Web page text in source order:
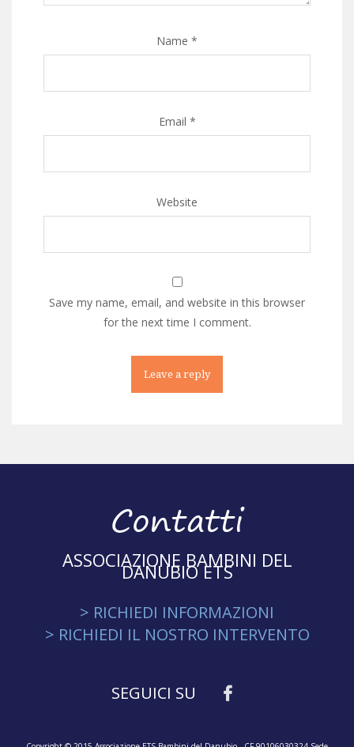
Name *
Email *
Website
Save my name, email, and website in this browser
for the next time I comment.
Contatti
ASSOCIAZIONE BAMBINI DEL
DANUBIO ETS
> RICHIEDI INFORMAZIONI
> RICHIEDI IL NOSTRO INTERVENTO
SEGUICI SU